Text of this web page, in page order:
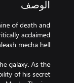
الوصف
of death and
acclaimed
galaxy. As the
of his secret